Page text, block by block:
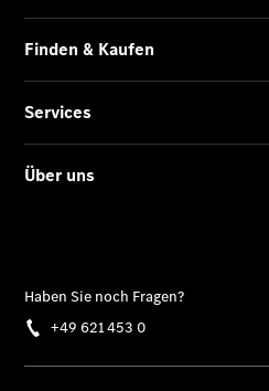
CLA mit EQ-
elektrisch